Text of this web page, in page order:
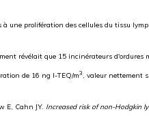
une prolifération des cellules du tissu
révélait que 15 incinérateurs
de 16 ng I-TEQ/m3 , valeur nettement
E, Cahn JY. Increased risk of non-Hodgkin